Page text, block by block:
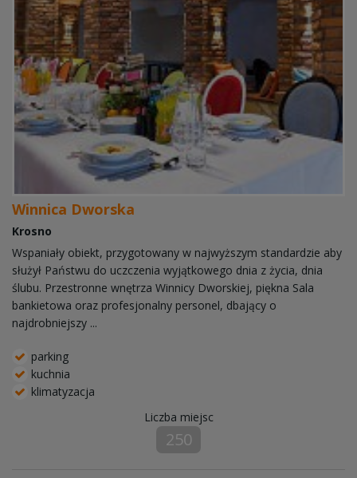
Winnica Dworska
Krosno
Wspaniały obiekt, przygotowany w najwyższym standardzie aby
służył Państwu do uczczenia wyjątkowego dnia z życia, dnia
ślubu. Przestronne wnętrza Winnicy Dworskiej, piękna Sala
bankietowa oraz profesjonalny personel, dbający o
najdrobniejszy ...
parking
kuchnia
klimatyzacja
Liczba miejsc
250